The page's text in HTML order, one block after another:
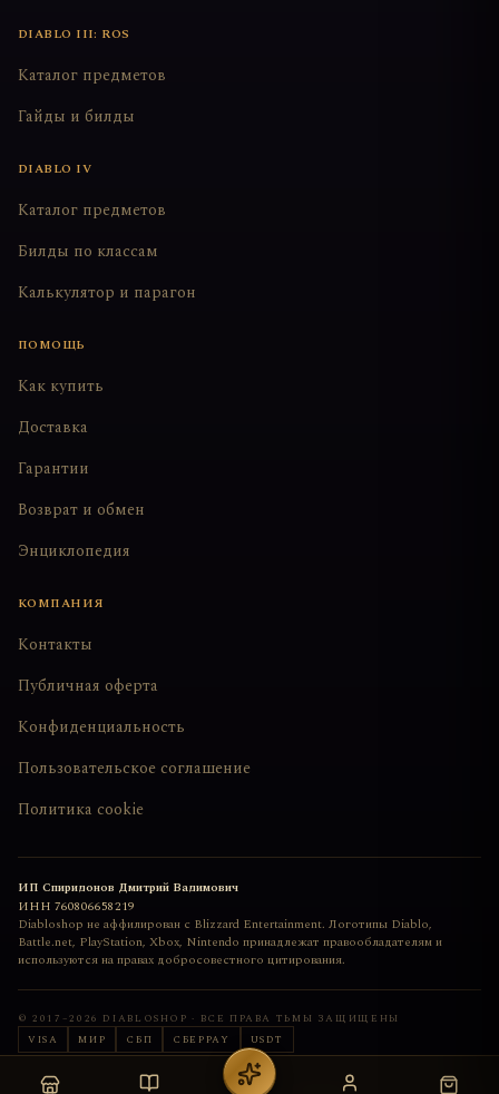
DIABLO III: ROS
Каталог предметов
Гайды и билды
DIABLO IV
Каталог предметов
Билды по классам
Калькулятор и парагон
ПОМОЩЬ
Как купить
Доставка
Гарантии
Возврат и обмен
Энциклопедия
КОМПАНИЯ
Контакты
Публичная оферта
Конфиденциальность
Пользовательское соглашение
Политика cookie
ИП Спиридонов Дмитрий Вадимович
ИНН 760806658219
Diabloshop не аффилирован с Blizzard Entertainment. Логотипы Diablo,
Battle.net, PlayStation, Xbox, Nintendo принадлежат правообладателям и
используются на правах добросовестного цитирования.
© 2017–2026 DIABLOSHOP · ВСЕ ПРАВА ТЬМЫ ЗАЩИЩЕНЫ
VISA
МИР СБП СБЕРPAY USDT
Сайт сделан с любовью deemkend